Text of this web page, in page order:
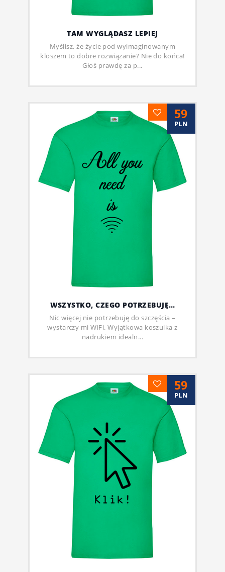
TAM WYGLĄDASZ LEPIEJ
Myślisz, że życie pod wyimaginowanym
kloszem to dobre rozwiązanie? Nie do końca!
Głoś prawdę za p...
59
PLN
WSZYSTKO, CZEGO POTRZEBUJĘ…
Nic więcej nie potrzebuję do szczęścia –
wystarczy mi WiFi. Wyjątkowa koszulka z
nadrukiem idealn...
59
PLN